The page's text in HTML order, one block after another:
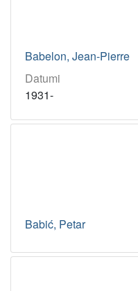
Babelon, Jean-Pierre
Datumi
1931-
Babić, Petar